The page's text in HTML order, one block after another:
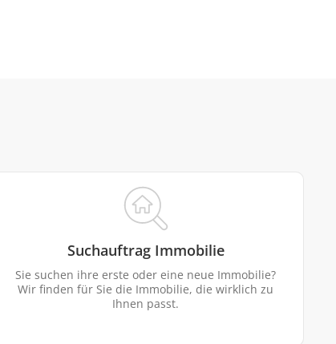
Suchauftrag Immobilie
Sie suchen ihre erste oder eine neue Immobilie?
Wir finden für Sie die Immobilie, die wirklich zu
Ihnen passt.